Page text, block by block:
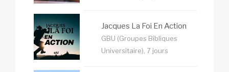
Jacques La Foi En Action
GBU (Groupes Bibliques
Universitaire), 7 jours